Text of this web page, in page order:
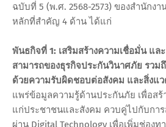
ฉบับที่ 5 (พ.ศ. 2568-2573) ของสำนักง
หลักที่สำคัญ 4 ด้าน ได้แก่
พันธกิจที่ 1: เสริมสร้างความเชื่อมั่น แล
สามารถของธุรกิจประกันวินาศภัย รวม
ด้วยความรับผิดชอบต่อสังคม และสิ่งแ
แพร่ข้อมูลความรู้ด้านประกันภัย เพื่อส
แก่ประชาชนและสังคม ควบคู่ไปกับการ
ผ่าน Digital Technology เพื่อเพิ่มช่องท